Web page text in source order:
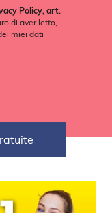
Policy, art.
di aver letto,
miei dati